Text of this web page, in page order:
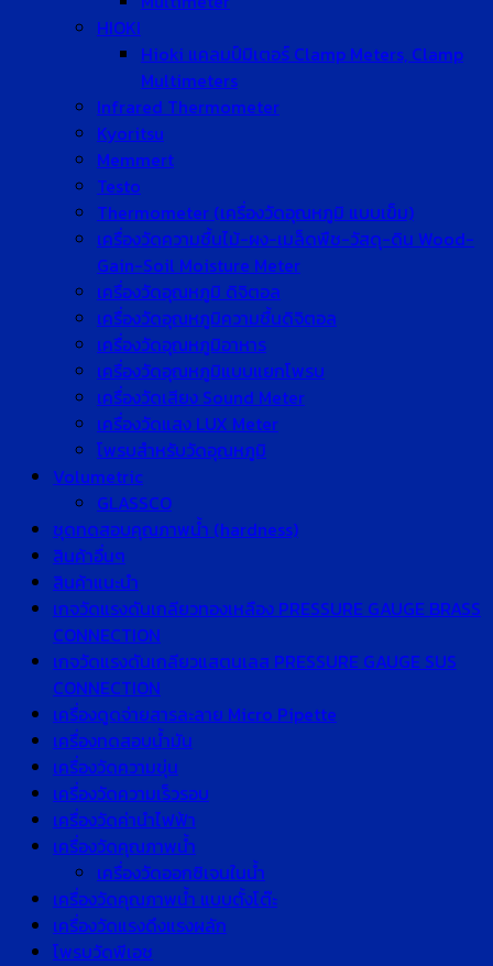
HIOKI
Hioki แคลมป์มิเตอร์ Clamp Meters, Clamp
Multimeters
Infrared Thermometer
Kyoritsu
Memmert
Testo
Thermometer (เครื่องวัดอุณหภูมิ แบบเข็ม)
เครื่องวัดความชื้นไม้-ผง-เมล็ดพืช-วัสดุ-ดิน Wood-
Gain-Soil Moisture Meter
เครื่องวัดอุณหภูมิ ดิจิตอล
เครื่องวัดอุณหภูมิความชื้นดิจิตอล
เครื่องวัดอุณหภูมิอาหาร
เครื่องวัดอุณหภูมิแบบแยกโพรบ
เครื่องวัดเสียง Sound Meter
เครื่องวัดแสง LUX Meter
โพรบสำหรับวัดอุณหภูมิ
Volumetric
GLASSCO
ชุดทดสอบคุณภาพน้ำ (hardness)
สินค้าอื่นๆ
สินค้าแนะนำ
เกจวัดแรงดันเกลียวทองเหลือง PRESSURE GAUGE BRASS
CONNECTION
เกจวัดแรงดันเกลียวแสตนเลส PRESSURE GAUGE SUS
CONNECTION
เครื่องดูดจ่ายสารละลาย Micro Pipette
เครื่องทดสอบน้ำมัน
เครื่องวัดความขุ่น
เครื่องวัดความเร็วรอบ
เครื่องวัดค่านำไฟฟ้า
เครื่องวัดคุณภาพน้ำ
เครื่องวัดออกซิเจนในน้ำ
เครื่องวัดคุณภาพน้ำ แบบตั้งโต๊ะ
เครื่องวัดแรงดึงแรงผลัก
โพรบวัดพีเอช